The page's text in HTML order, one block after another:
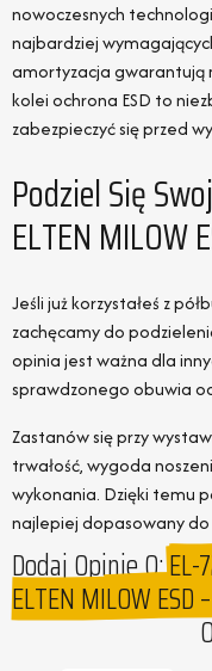
nowoczesnych
najbardziej
amortyzacja gwarantują
kolei ochrona ESD to
zabezpieczyć się przed
Podziel Się
ELTEN MILOW
Jeśli już korzystałeś z
zachęcamy do
opinia jest ważna dla
sprawdzonego obuwia
Zastanów się przy
trwałość, wygoda
wykonania. Dzięki temu
najlepiej dopasowany
Dodaj Opinie O:
ELTEN MILOW